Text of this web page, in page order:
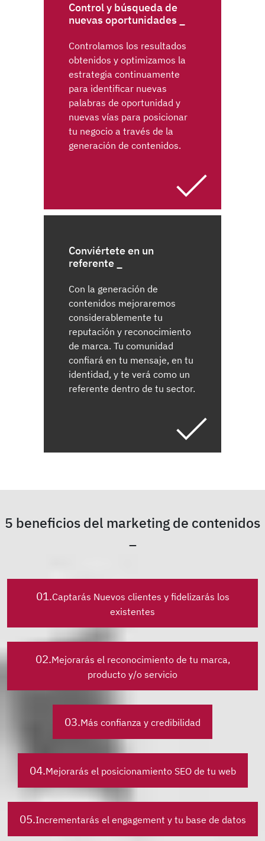
Control y búsqueda de
nuevas oportunidades
Controlamos los resultados
obtenidos y optimizamos la
estrategia continuamente
para identificar nuevas
palabras de oportunidad y
nuevas vías para posicionar
tu negocio a través de la
generación de contenidos.
Conviértete en un
referente
Con la generación de
contenidos mejoraremos
considerablemente tu
reputación y reconocimiento
de marca. Tu comunidad
confiará en tu mensaje, en tu
identidad, y te verá como un
referente dentro de tu sector.
5 beneficios del marketing de contenidos
01.Captarás Nuevos clientes y fidelizarás los
existentes
02.Mejorarás el reconocimiento de tu marca,
producto y/o servicio
03.Más confianza y credibilidad
04.Mejorarás el posicionamiento SEO de tu web
05.Incrementarás el engagement y tu base de datos